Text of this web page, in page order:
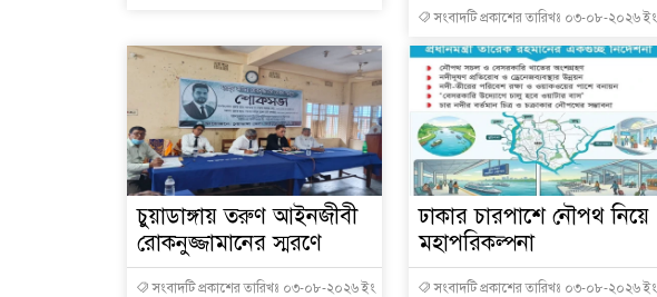
সংবাদটি প্রকাশের তারিখঃ ০৩-০৮-২০২৬ ইং
চুয়াডাঙ্গায় তরুণ আইনজীবী
রোকনুজ্জামানের স্মরণে
সংবাদটি প্রকাশের তারিখঃ ০৩-০৮-২০২৬ ইং
ঢাকার চারপাশে নৌপথ নিয়ে
মহাপরিকল্পনা
সংবাদটি প্রকাশের তারিখঃ ০৩-০৮-২০২৬ ইং